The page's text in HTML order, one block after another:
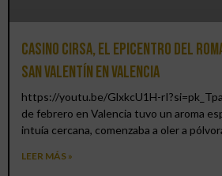
Casino CIRSA, el epicentro del
San Valentín en Valencia
https://youtu.be/GlxkcU1H-
de febrero en Valencia tuvo un aroma
intuía cercana, comenzaba a oler a
LEER MÁS »